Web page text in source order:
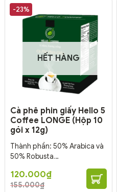
-23%
HẾT HÀNG
Cà phê phin giấy Hello 5
Coffee LONGE (Hộp 10
gói x 12g)
155.000₫
Giá
gốc
là:
120.000₫
Giá
hiện
tại
Thành phần: 50% Arabica và
50% Robusta
rang vừa, pha tiện lợi, dễ mang đi.
Nguồn gốc: Cầu Đất (Lâm
Đồng), Buôn Mê Thuột (Đắk